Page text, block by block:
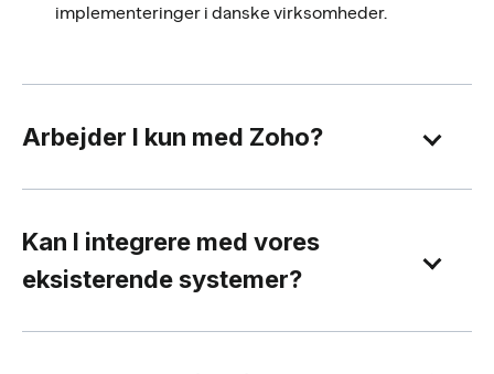
implementeringer i danske virksomheder.
Arbejder I kun med Zoho?
Kan I integrere med vores
eksisterende systemer?